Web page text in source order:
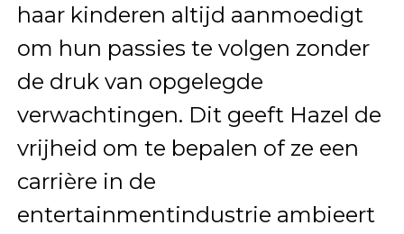
haar kinderen altijd aanmoedigt
om hun passies te volgen zonder
de druk van opgelegde
verwachtingen. Dit geeft Hazel de
vrijheid om te bepalen of ze een
carrière in de
entertainmentindustrie ambieert